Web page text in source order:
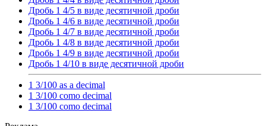
Дробь 1 4/5 в виде десятичной дроби
Дробь 1 4/6 в виде десятичной дроби
Дробь 1 4/7 в виде десятичной дроби
Дробь 1 4/8 в виде десятичной дроби
Дробь 1 4/9 в виде десятичной дроби
Дробь 1 4/10 в виде десятичной дроби
1 3/100 as a decimal
1 3/100 como decimal
1 3/100 como decimal